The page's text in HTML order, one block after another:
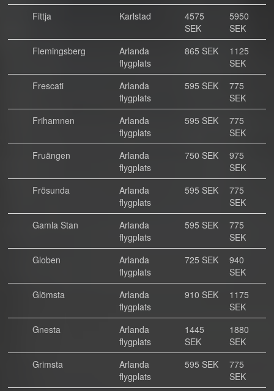
Fittja
Karlstad
4575
SEK
5950
SEK
Flemingsberg
Arlanda
flygplats
865 SEK
1125
SEK
Frescati
Arlanda
flygplats
595 SEK
775
SEK
Frihamnen
Arlanda
flygplats
595 SEK
775
SEK
Fruängen
Arlanda
flygplats
750 SEK
975
SEK
Frösunda
Arlanda
flygplats
595 SEK
775
SEK
Gamla Stan
Arlanda
flygplats
595 SEK
775
SEK
Globen
Arlanda
flygplats
725 SEK
940
SEK
Glömsta
Arlanda
flygplats
910 SEK
1175
SEK
Gnesta
Arlanda
flygplats
1445
SEK
1880
SEK
Grimsta
Arlanda
flygplats
595 SEK
775
SEK